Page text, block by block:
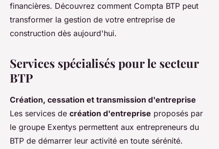
financières. Découvrez comment Compta BTP peut
transformer la gestion de votre entreprise de
construction dès aujourd'hui.
Services spécialisés pour le secteur
BTP
Création, cessation et transmission d'entreprise
Les services de création d'entreprise proposés par
le groupe Exentys permettent aux entrepreneurs du
BTP de démarrer leur activité en toute sérénité.